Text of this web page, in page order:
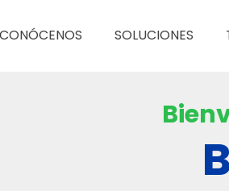
CONÓCENOS SOLUCIONES